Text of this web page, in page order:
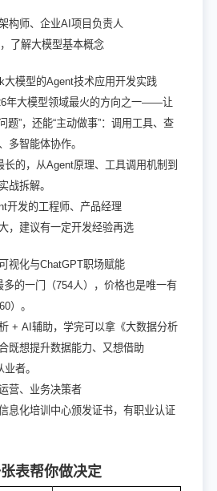
构师、企业AI项目负责人
了解大模型基本概念
大模型的Agent技术应用开发实践
年大模型领域最火的方向之一——让
题”，还能“主动做事”：调用工具、查
多智能体协作。
长的，从Agent原理、工具调用机制到
战拆解。
开发的工程师、产品经理
，建议有一定开发经验再选
视化与ChatGPT职场赋能
的一门（754人），价格也是唯一有
）。
+ AI辅助，学完可以拿《大数据分析
既想提升数据能力、又想借助
者。
营、业务决策者
息化培训中心颁发证书，有职业认证
表帮你做决定